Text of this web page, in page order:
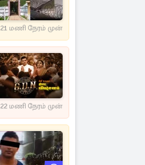
21 மணி நேரம் முன்
22 மணி நேரம் முன்